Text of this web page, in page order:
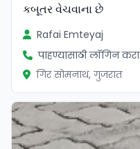
કબૂતર વેચવાના છે
Rafai Emteyaj
पाहण्यासाठी लॉगिन करा
गिर सोमनाथ, गुजरात